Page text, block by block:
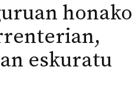
honako
eskuratu